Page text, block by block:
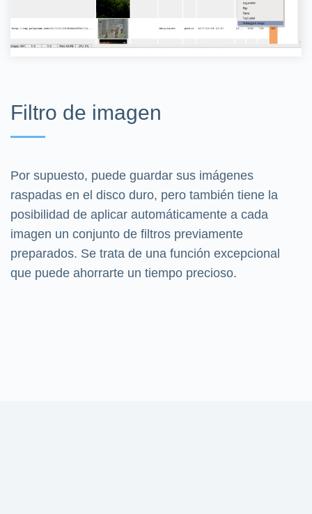
Filtro de imagen
Por supuesto, puede guardar sus imágenes
raspadas en el disco duro, pero también tiene la
posibilidad de aplicar automáticamente a cada
imagen un conjunto de filtros previamente
preparados. Se trata de una función excepcional
que puede ahorrarte un tiempo precioso.